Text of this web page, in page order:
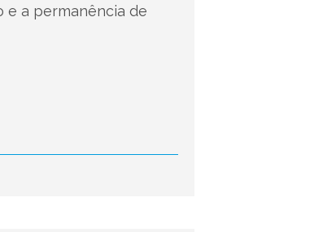
e a permanência de